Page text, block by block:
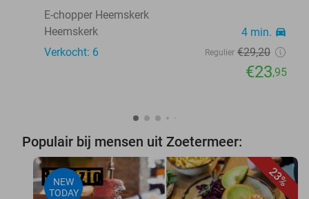
E-chopper Heemskerk
Heemskerk
4 min. directions_car
Verkocht: 6 Regulier €29,20
€23,95
Populair bij mensen uit Zoetermeer:
23%
NEW
TODAY